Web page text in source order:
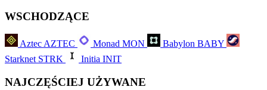
WSCHODZĄCE
AztecAZTEC Monad MON Babylon BABY
Starknet STRK Initia INIT
NAJCZĘŚCIEJ UŻYWANE